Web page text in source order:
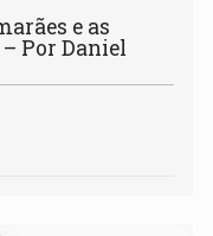
e as
Por Daniel